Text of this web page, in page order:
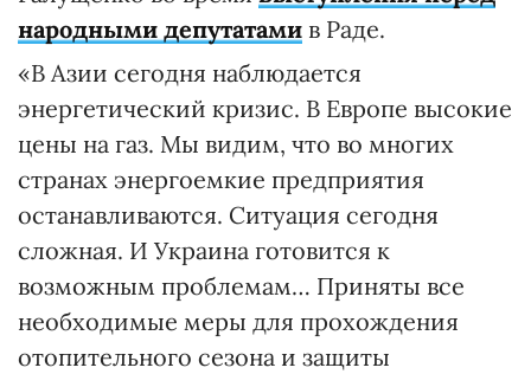
народными депутатами в Раде.
«В Азии сегодня наблюдается
энергетический кризис. В Европе высокие
цены на газ. Мы видим, что во многих
странах энергоемкие предприятия
останавливаются. Ситуация сегодня
сложная. И Украина готовится к
возможным проблемам… Приняты все
необходимые меры для прохождения
отопительного сезона и защиты